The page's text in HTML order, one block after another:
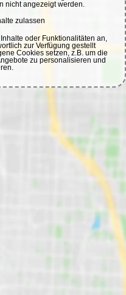
nicht angezeigt werden.
zulassen
oder Funktionalitäten an,
zur Verfügung gestellt
Cookies setzen, z.B. um die
zu personalisieren und